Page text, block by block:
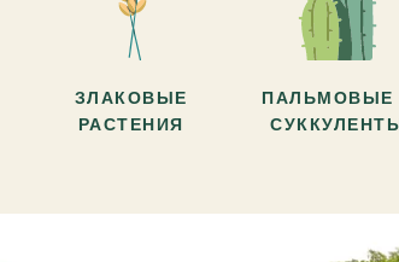
ЗЛАКОВЫЕ
РАСТЕНИЯ
ПАЛЬМОВЫЕ